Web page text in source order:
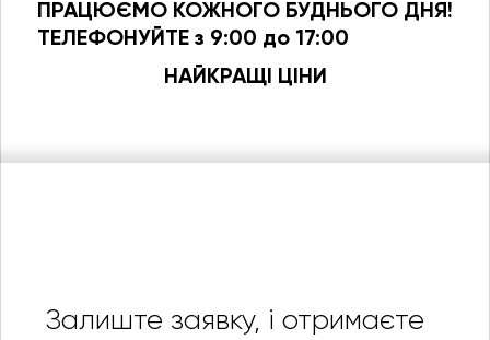
ПРАЦЮЄМО КОЖНОГО БУДНЬОГО ДНЯ!
ТЕЛЕФОНУЙТЕ з 9:00 до 17:00
НАЙКРАЩІ ЦІНИ
Залиште заявку, і отримаєте